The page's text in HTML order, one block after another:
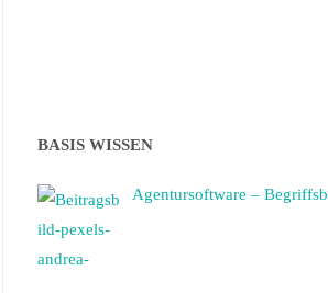
BASIS WISSEN
Agentursoftware –